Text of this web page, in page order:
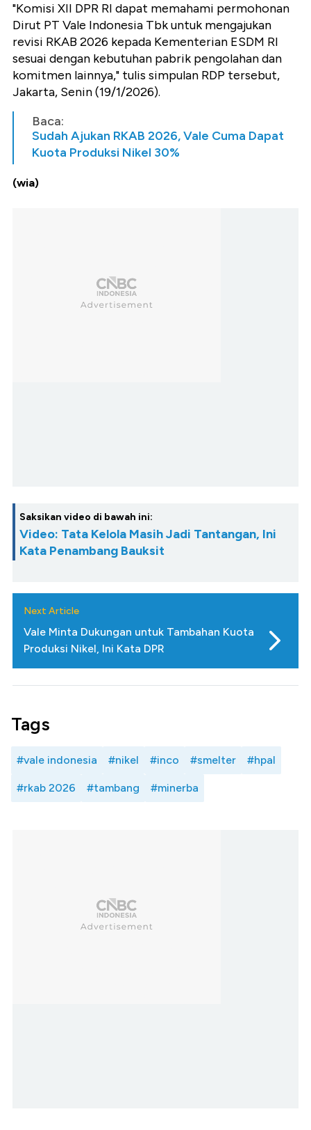
"Komisi XII DPR RI dapat memahami permohonan
Dirut PT Vale Indonesia Tbk untuk mengajukan
revisi RKAB 2026 kepada Kementerian ESDM RI
sesuai dengan kebutuhan pabrik pengolahan dan
komitmen lainnya," tulis simpulan RDP tersebut,
Jakarta, Senin (19/1/2026).
Baca:
Sudah Ajukan RKAB 2026, Vale Cuma Dapat
Kuota Produksi Nikel 30%
(wia)
Saksikan video di bawah ini:
Video: Tata Kelola Masih Jadi Tantangan, Ini
Kata Penambang Bauksit
Next Article
Vale Minta Dukungan untuk Tambahan Kuota
Produksi Nikel, Ini Kata DPR
Tags
#vale indonesia #nikel #inco #smelter #hpal
#rkab 2026 #tambang #minerba